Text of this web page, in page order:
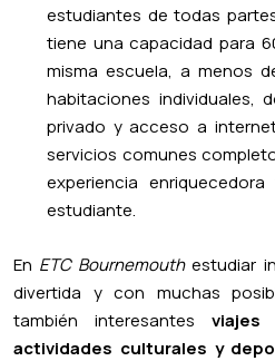
estudiantes de todas
tiene una capacidad para
misma escuela, a menos
habitaciones individuales,
privado y acceso a
servicios comunes
experiencia
estudiante.
En ETC Bournemouthestudiar
divertida y con muchas
también interesantes viajes
actividades culturales y